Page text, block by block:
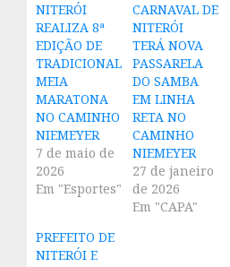
NITERÓI
REALIZA 8ª
EDIÇÃO DE
TRADICIONAL
MEIA
MARATONA
NO CAMINHO
NIEMEYER
7 de maio de
2026
Em "Esportes"
CARNAVAL DE
NITERÓI
TERÁ NOVA
PASSARELA
DO SAMBA
EM LINHA
RETA NO
CAMINHO
NIEMEYER
27 de janeiro
de 2026
Em "CAPA"
PREFEITO DE
NITERÓI E